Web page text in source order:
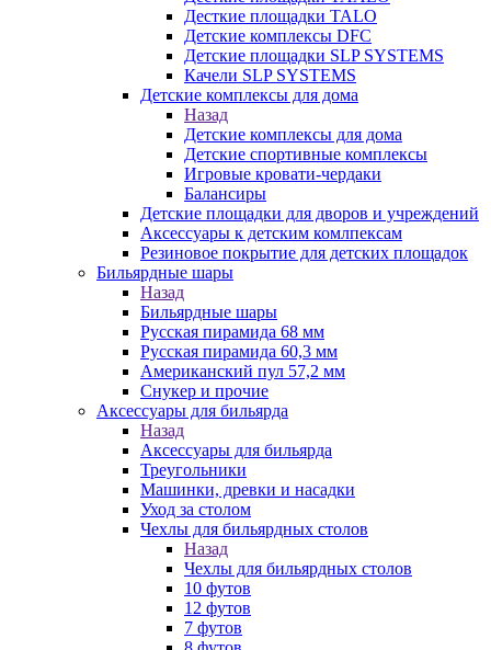
Десткие площадки TALO
Детские комплексы DFC
Детские площадки SLP SYSTEMS
Качели SLP SYSTEMS
Детские комплексы для дома
Назад
Детские комплексы для дома
Детские спортивные комплексы
Игровые кровати-чердаки
Балансиры
Детские площадки для дворов и учреждений
Аксессуары к детским комлпексам
Резиновое покрытие для детских площадок
Бильярдные шары
Назад
Бильярдные шары
Русская пирамида 68 мм
Русская пирамида 60,3 мм
Американский пул 57,2 мм
Снукер и прочие
Аксессуары для бильярда
Назад
Аксессуары для бильярда
Треугольники
Машинки, древки и насадки
Уход за столом
Чехлы для бильярдных столов
Назад
Чехлы для бильярдных столов
10 футов
12 футов
7 футов